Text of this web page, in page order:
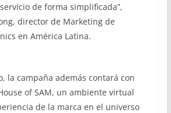
de forma simplificada”,
director de Marketing de
en América Latina.
la campaña además contará con
of SAM, un ambiente virtual
de la marca en el universo